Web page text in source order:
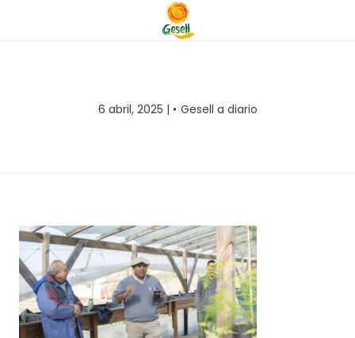
6 abril, 2025 | Gesell a diario